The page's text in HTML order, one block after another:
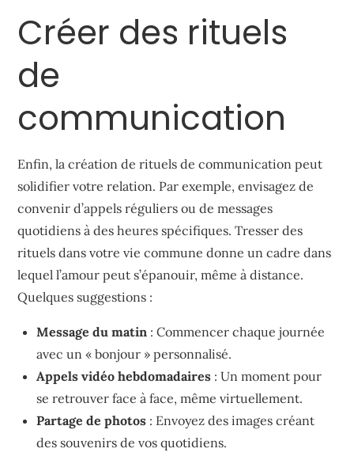
Créer des rituels
de
communication
Enfin, la création de rituels de communication peut
solidifier votre relation. Par exemple, envisagez de
convenir d’appels réguliers ou de messages
quotidiens à des heures spécifiques. Tresser des
rituels dans votre vie commune donne un cadre dans
lequel l’amour peut s’épanouir, même à distance.
Quelques suggestions :
Message du matin : Commencer chaque journée
avec un « bonjour » personnalisé.
Appels vidéo hebdomadaires : Un moment pour
se retrouver face à face, même virtuellement.
Partage de photos : Envoyez des images créant
des souvenirs de vos quotidiens.